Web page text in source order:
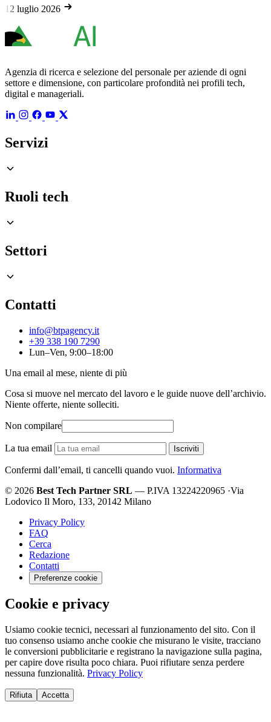
luglio 2026
Agenzia di ricerca e selezione del personale per aziende di ogni
settore e dimensione, con particolare profondità nei profili tech,
digital e manageriali.
Servizi
Ruoli tech
Settori
Contatti
info@btpagency.it
+39 338 190 7290
Lun–Ven, 9:00–18:00
Una email al mese, niente di più
Cosa si muove nel mercato del lavoro e le guide nuove dell’archivio.
Niente offerte, niente solleciti.
Non compilare
La tua email Iscriviti
Confermi dall’email, ti cancelli quando vuoi. Informativa
© 2026 Best Tech Partner SRL — P.IVA 13224220965 ·Via
Lodovico Il Moro, 133, 20142 Milano
Privacy Policy
FAQ
Cerca
Redazione
Contatti
Preferenze cookie
Cookie e privacy
Usiamo cookie tecnici, necessari al funzionamento del sito. Con il
tuo consenso usiamo anche cookie che misurano le visite, tracciano
le conversioni pubblicitarie e registrano la navigazione sulla pagina,
per capire dove risulta poco chiara. Puoi rifiutare senza perdere
nessuna funzionalità. Privacy Policy
Rifiuta Accetta